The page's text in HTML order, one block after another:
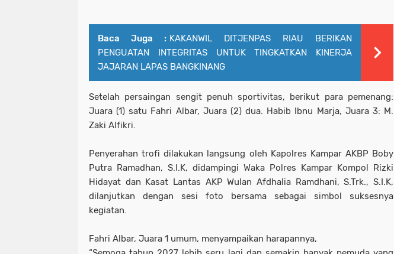
Baca Juga : KAKANWIL DITJENPAS RIAU BERIKAN
PENGUATAN INTEGRITAS UNTUK TINGKATKAN KINERJA
JAJARAN LAPAS BANGKINANG
Setelah persaingan sengit penuh sportivitas, berikut para pemenang:
Juara (1) satu Fahri Albar, Juara (2) dua. Habib Ibnu Marja, Juara 3: M.
Zaki Alfikri.
Penyerahan trofi dilakukan langsung oleh Kapolres Kampar AKBP Boby
Putra Ramadhan, S.I.K, didampingi Waka Polres Kampar Kompol Rizki
Hidayat dan Kasat Lantas AKP Wulan Afdhalia Ramdhani, S.Trk., S.I.K,
dilanjutkan dengan sesi foto bersama sebagai simbol suksesnya
kegiatan.
Fahri Albar, Juara 1 umum, menyampaikan harapannya,